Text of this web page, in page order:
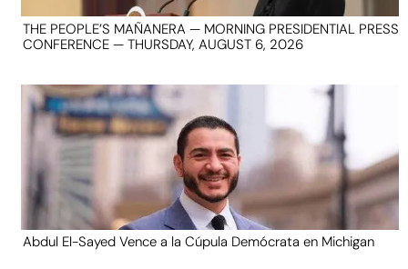
THE PEOPLE’S MAÑANERA — MORNING PRESIDENTIAL PRESS
CONFERENCE — THURSDAY, AUGUST 6, 2026
Abdul El-Sayed Vence a la Cúpula Demócrata en Michigan